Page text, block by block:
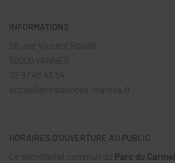
INFORMATIONS
26, rue Vincent Rouillé
56000 VANNES
02 97 46 43 54
accueil@residences-mareva.fr
HORAIRES D’OUVERTURE AU PUBLIC
Le secrétariat commun du Parc du Carmel